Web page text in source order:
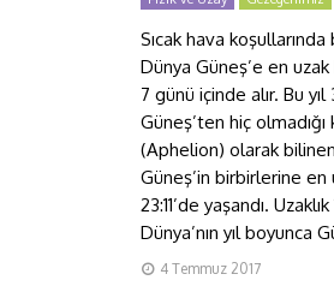
Sıcak hava
Dünya Güneş’e en
7 günü içinde alır. Bu
Güneş’ten hiç
(Aphelion) olarak bilinen
Güneş’in birbirlerine en
23:11’de yaşandı.
Dünya’nın yıl boyunca
4 Temmuz 2017